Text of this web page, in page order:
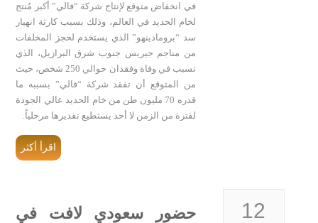
في انخفاض متوقع لإنتاج شركة “فالي” أكبر مُنتج
لخام الحديد في العالم، وذلك بسبب كارثة انهيار
سد “برومادينهو” الذي يستخدم لحجز المخلفات
من مناجم جيريس جنوب شرق البرازيل، الذي
تسبب في وفاة وفقدان حوالي 250 شخص، حيث
من المتوقع أن تفقد شركة “فالي” بسببه ما
قدره 70 مليون طن من خام الحديد عالي الجودة
لفترة من الزمن لا أحد يستطيع تقديرها مرحلياً.
اقرأ أكثر
12
حضور سعودي لافت في